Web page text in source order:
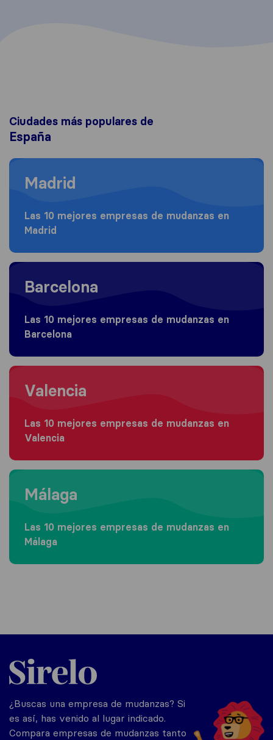
Ciudades más populares de
España
Moving to Madrid
Madrid
Las 10 mejores empresas de mudanzas en
Madrid
Moving to Barcelona
Barcelona
Las 10 mejores empresas de mudanzas en
Barcelona
Moving to Valencia
Valencia
Las 10 mejores empresas de mudanzas en
Valencia
Moving to Málaga
Málaga
Las 10 mejores empresas de mudanzas en
Málaga
Sirelo.es
¿Buscas una empresa de mudanzas? Si
es así, has venido al lugar indicado.
Compara empresas de mudanzas tanto